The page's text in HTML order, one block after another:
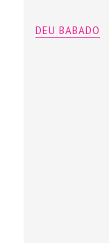
DEU BABADO